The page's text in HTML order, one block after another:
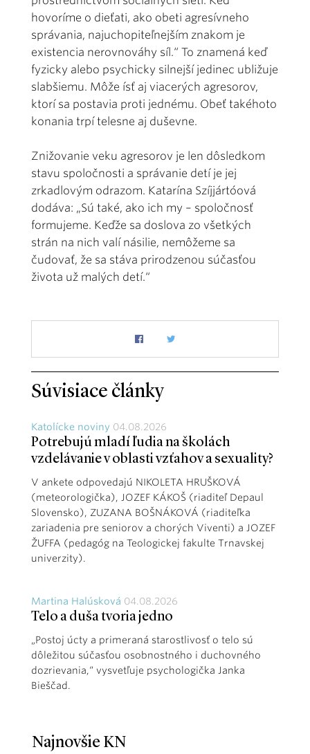
hovoríme o dieťati, ako obeti agresívneho
správania, najuchopiteľnejším znakom je
existencia nerovnováhy síl.“ To znamená keď
fyzicky alebo psychicky silnejší jedinec ubližuje
slabšiemu. Môže ísť aj viacerých agresorov,
ktorí sa postavia proti jednému. Obeť takéhoto
konania trpí telesne aj duševne.
Znižovanie veku agresorov je len dôsledkom
stavu spoločnosti a správanie detí je jej
zrkadlovým odrazom. Katarína Szíjjártóová
dodáva: „Sú také, ako ich my – spoločnosť
formujeme. Keďže sa doslova zo všetkých
strán na nich valí násilie, nemôžeme sa
čudovať, že sa stáva prirodzenou súčasťou
života už malých detí.“
Súvisiace články
Katolícke noviny 04.08.2026
Potrebujú mladí ľudia na školách
vzdelávanie v oblasti vzťahov a sexuality?
V ankete odpovedajú NIKOLETA HRUŠKOVÁ
(meteorologička), JOZEF KÁKOŠ (riaditeľ Depaul
Slovensko), ZUZANA BOŠNÁKOVÁ (riaditeľka
zariadenia pre seniorov a chorých Viventi) a JOZEF
ŽUFFA (pedagóg na Teologickej fakulte Trnavskej
univerzity).
Martina Halúsková 04.08.2026
Telo a duša tvoria jedno
„Postoj úcty a primeraná starostlivosť o telo sú
dôležitou súčasťou osobnostného i duchovného
dozrievania,“ vysvetľuje psychologička Janka
Bieščad.
Najnovšie KN